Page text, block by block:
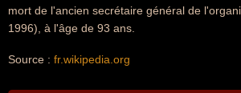
mort de l'ancien secrétaire général de
1996), à l'âge de 93 ans.
Source : fr.wikipedia.org